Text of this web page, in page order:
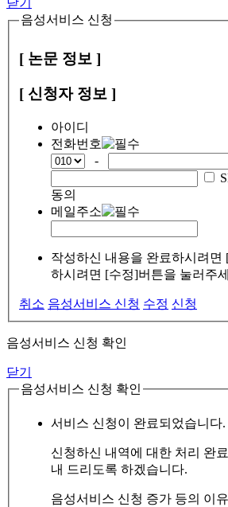
닫기
음성서비스 신청
[ 논문 정보 ]
[ 신청자 정보 ]
아이디
전화번호
-
동의
메일주소
작성하신 내용을 완료하시려면
하시려면 [수정]버튼을 눌러주
취소 음성서비스 신청 수정 신청
음성서비스 신청 확인
닫기
음성서비스 신청 확인
서비스 신청이 완료되었습니다.
신청하신 내역에 대한 처리 완
내 드리도록 하겠습니다.
음성서비스 신청 증가 등의 이